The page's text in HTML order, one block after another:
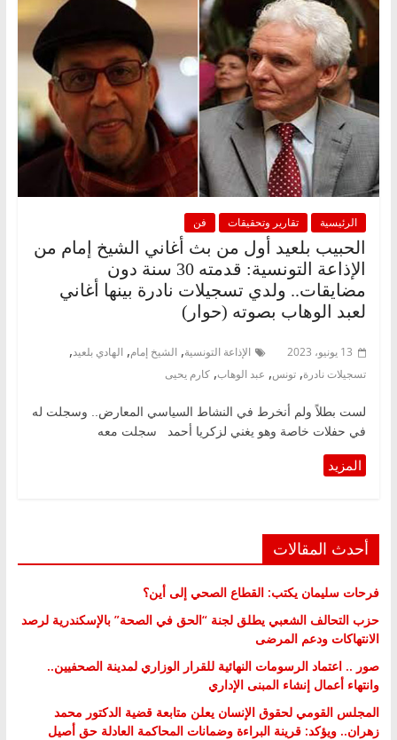
الرئيسية تقارير وتحقيقات فن
الحبيب بلعيد أول من بث أغاني الشيخ إمام من
الإذاعة التونسية: قدمته 30 سنة دون
مضايقات.. ولدي تسجيلات نادرة بينها أغاني
لعبد الوهاب بصوته (حوار)
13 يونيو، 2023 الإذاعة التونسية, الشيخ إمام, الهادي بلعيد,
تسجيلات نادرة, تونس, عبد الوهاب, كارم يحيى
لست بطلاً ولم أنخرط في النشاط السياسي المعارض.. وسجلت له
في حفلات خاصة وهو يغني لزكريا أحمد سجلت معه
أحدث المقالات
فرحات سليمان يكتب: القطاع الصحي إلى أين؟
حزب التحالف الشعبي يطلق لجنة “الحق في الصحة” بالإسكندرية لرصد
الانتهاكات ودعم المرضى
صور .. اعتماد الرسومات النهائية للقرار الوزاري لمدينة الصحفيين..
وانتهاء أعمال إنشاء المبنى الإداري
المجلس القومي لحقوق الإنسان يعلن متابعة قضية الدكتور محمد
زهران.. ويؤكد: قرينة البراءة وضمانات المحاكمة العادلة حق أصيل